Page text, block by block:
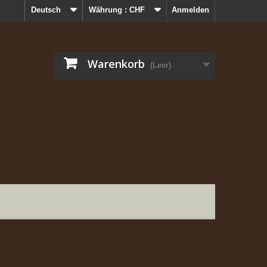
Anmelden
Währung : CHF
Deutsch
Warenkorb (Leer)